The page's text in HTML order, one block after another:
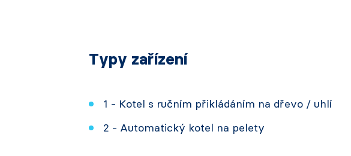
Typy zařízení
1 - Kotel s ručním přikládáním na dřevo / uhlí
2 - Automatický kotel na pelety